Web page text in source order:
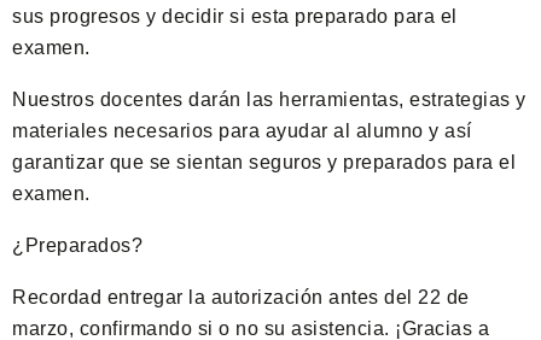
sus progresos y decidir si esta preparado para el
examen.
Nuestros docentes darán las herramientas, estrategias y
materiales necesarios para ayudar al alumno y así
garantizar que se sientan seguros y preparados para el
examen.
¿Preparados?
Recordad entregar la autorización antes del 22 de
marzo, confirmando si o no su asistencia. ¡Gracias a